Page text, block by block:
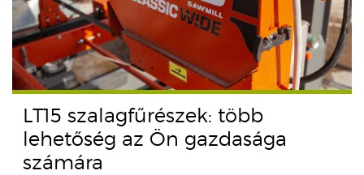
LT15 szalagfűrészek: több
lehetőség az Ön gazdasága
számára